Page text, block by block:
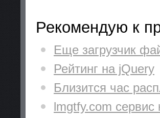
Рекомендую к
Еще загрузчик
Рейтинг на jQuery
Близится час
lmgtfy.com сервис